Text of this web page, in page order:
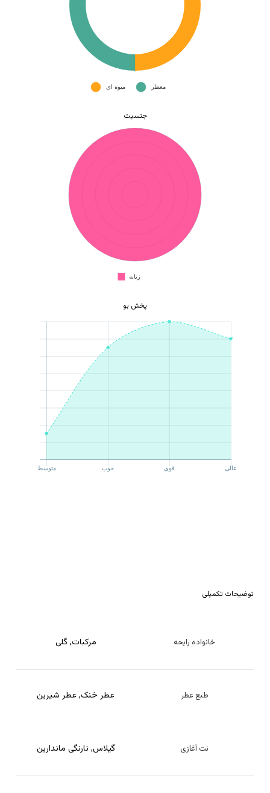
هیچ محصولی در سبد خرید نیست.
جنسیت
پخش بو
توضیحات تکمیلی
خانواده رایحه مرکبات, گلی
طبع عطر عطر خنک, عطر شیرین
نت آغازی گیلاس, نارنگی ماندارین